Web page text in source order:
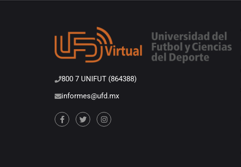
800 7 UNIFUT (864388)
informes@ufd.mx